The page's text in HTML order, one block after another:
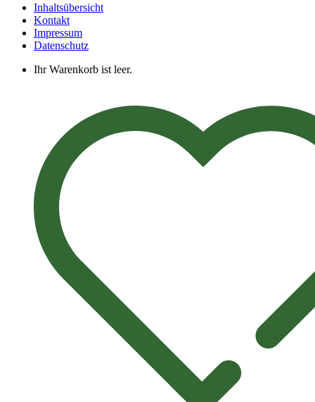
Inhaltsübersicht
Kontakt
Impressum
Datenschutz
Ihr Warenkorb ist leer.